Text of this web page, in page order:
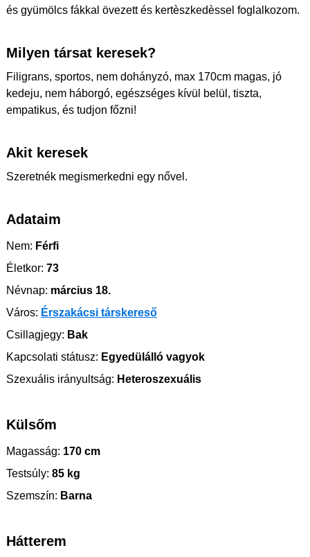
és gyümölcs fákkal övezett és kertèszkedèssel foglalkozom.
Milyen társat keresek?
Filigrans, sportos, nem dohányzó, max 170cm magas, jó
kedeju, nem háborgó, egészséges kívül belül, tiszta,
empatikus, és tudjon főzni!
Akit keresek
Szeretnék megismerkedni egy nővel.
Adataim
Nem: Férfi
Életkor: 73
Névnap: március 18.
Város: Érszakácsi társkereső
Csillagjegy: Bak
Kapcsolati státusz: Egyedülálló vagyok
Szexuális irányultság: Heteroszexuális
Külsőm
Magasság: 170 cm
Testsúly: 85 kg
Szemszín: Barna
Hátterem